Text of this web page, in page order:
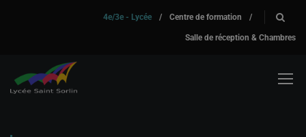
4e/3e - Lycée / Centre de formation /
Salle de réception & Chambres